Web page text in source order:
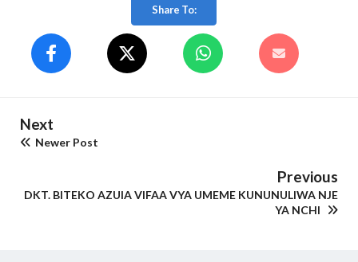
Share To:
Next
Newer Post
Previous
DKT. BITEKO AZUIA VIFAA VYA UMEME KUNUNULIWA NJE
YA NCHI